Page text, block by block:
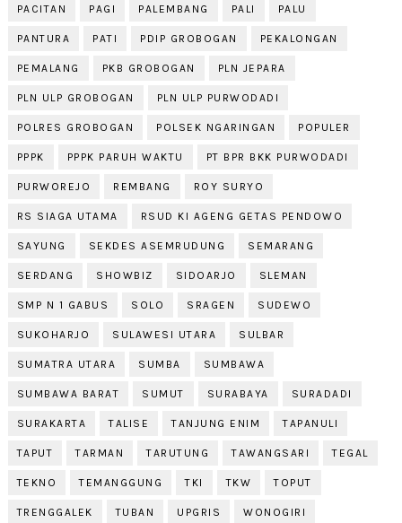
PACITAN PAGI PALEMBANG PALI PALU
PANTURA PATI PDIP GROBOGAN PEKALONGAN
PEMALANG PKB GROBOGAN PLN JEPARA
PLN ULP GROBOGAN PLN ULP PURWODADI
POLRES GROBOGAN POLSEK NGARINGAN POPULER
PPPK PPPK PARUH WAKTU PT BPR BKK PURWODADI
PURWOREJO REMBANG ROY SURYO
RS SIAGA UTAMA RSUD KI AGENG GETAS PENDOWO
SAYUNG SEKDES ASEMRUDUNG SEMARANG
SERDANG SHOWBIZ SIDOARJO SLEMAN
SMP N 1 GABUS SOLO SRAGEN SUDEWO
SUKOHARJO SULAWESI UTARA SULBAR
SUMATRA UTARA SUMBA SUMBAWA
SUMBAWA BARAT SUMUT SURABAYA SURADADI
SURAKARTA TALISE TANJUNG ENIM TAPANULI
TAPUT TARMAN TARUTUNG TAWANGSARI TEGAL
TEKNO TEMANGGUNG TKI TKW TOPUT
TRENGGALEK TUBAN UPGRIS WONOGIRI